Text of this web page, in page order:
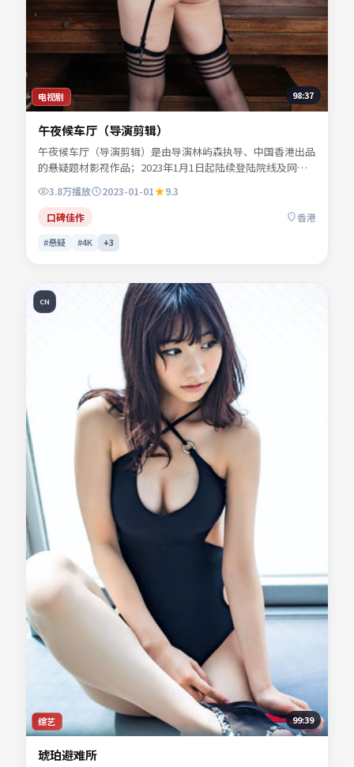
电视剧 98:37
午夜候车厅（导演剪辑）
午夜候车厅（导演剪辑）是由导演林屿森执导、中国香港出品
的悬疑题材影视作品；2023年1月1日起陆续登陆院线及网络
平台。主演易南乔、任远舟、景行止等共同诠释一段充满转折
的人物命运。色彩与配乐共同烘托年代氛围，细节经得起反复
推敲。适合检索「悬疑电影」「中国香港影片」「2023年上
映」等关键词的观众收藏。
3.8万播放 2023-01-01
9.3
口碑佳作
香港
#悬疑 #4K +3
综艺
CN
99:39
琥珀避难所